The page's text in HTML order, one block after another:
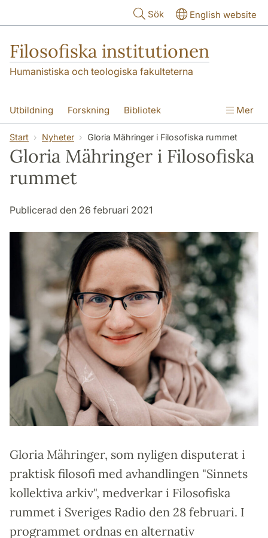
Sök English website
Filosofiska institutionen
Humanistiska och teologiska fakulteterna
Utbildning Forskning Bibliotek
Personal Kontakt Institutionen
Mer
Start Nyheter Gloria Mähringer i Filosofiska rummet
Gloria Mähringer i Filosofiska
rummet
Publicerad den 26 februari 2021
Gloria Mähringer, som nyligen disputerat i
praktisk filosofi med avhandlingen "Sinnets
kollektiva arkiv", medverkar i Filosofiska
rummet i Sveriges Radio den 28 februari. I
programmet ordnas en alternativ